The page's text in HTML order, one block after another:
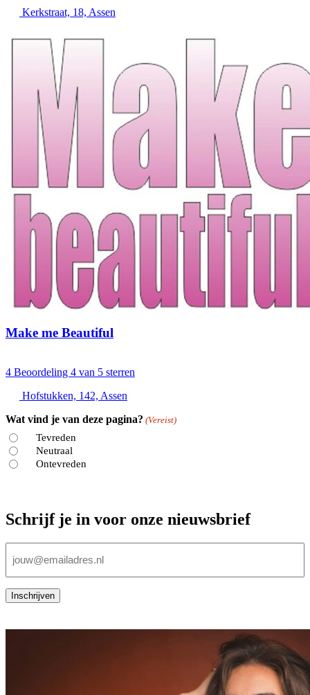
Kerkstraat, 18, Assen
Make me Beautiful
4 Beoordeling 4 van 5 sterren
Hofstukken, 142, Assen
Wat vind je van deze pagina? (Vereist)
Tevreden
Neutraal
Ontevreden
Schrijf je in voor onze nieuwsbrief
mailadres
Inschrijven